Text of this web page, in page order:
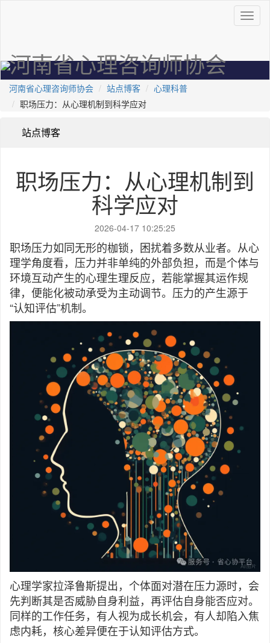
河南省心理咨询师协会
河南省心理咨询师协会 站点博客
心理科普
职场压力：从心理机制到科学应对
站点博客
职场压力：从心理机制到
科学应对
2026-04-17 10:25:25
职场压力如同无形的枷锁，困扰着多数从业者。从心
理学角度看，压力并非单纯的外部负担，而是个体与
环境互动产生的心理生理反应，若能掌握其运作规
律，便能化被动承受为主动调节。压力的产生源于
“认知评估”机制。
心理学家拉泽鲁斯提出，个体面对潜在压力源时，会
先判断其是否威胁自身利益，再评估自身能否应对。
同样的工作任务，有人视为成长机会，有人却陷入焦
虑内耗，核心差异便在于认知评估方式。